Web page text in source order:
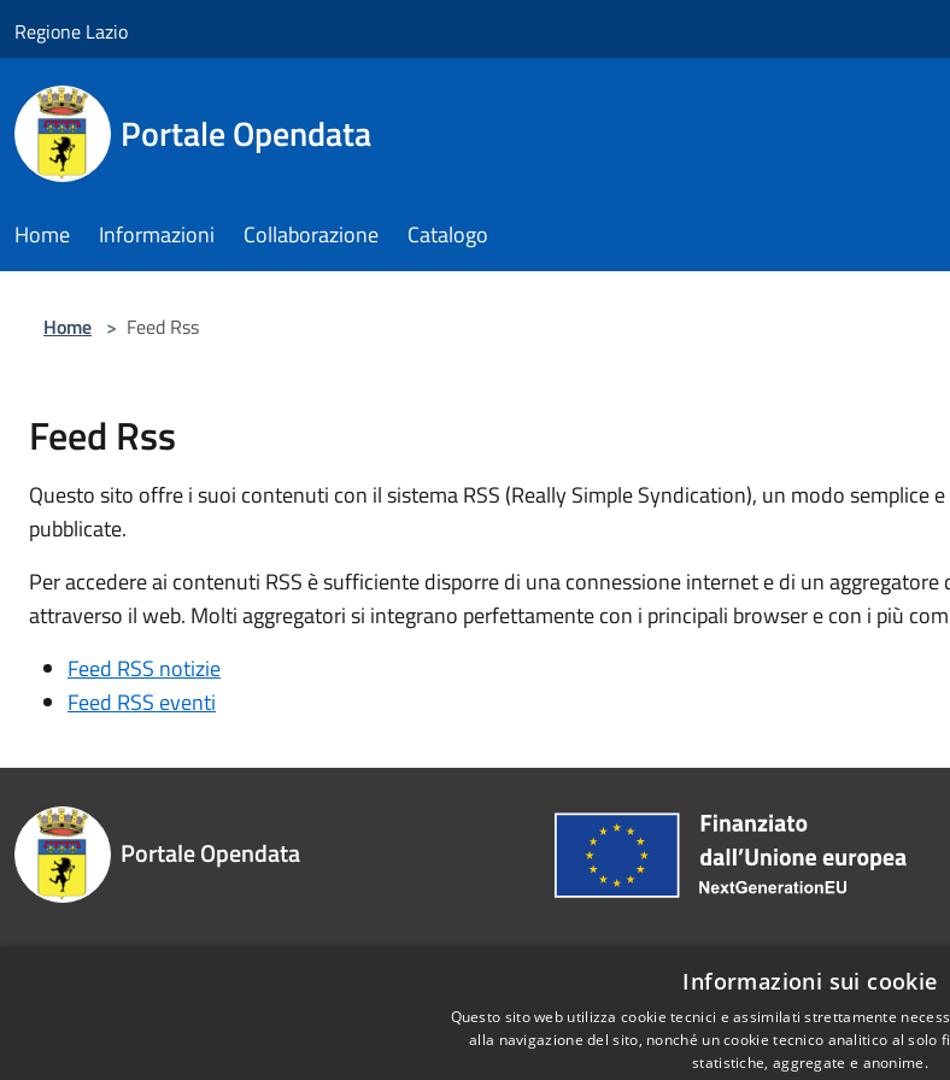
Regione Lazio
Portale Opendata
Home Informazioni Collaborazione Catalogo
Home > Feed Rss
Feed Rss
Questo sito offre i suoi contenuti con il sistema RSS (Really Simple Syndication), un modo
pubblicate.
Per accedere ai contenuti RSS è sufficiente disporre di una connessione internet e di un
attraverso il web. Molti aggregatori si integrano perfettamente con i principali browser e con i più
Feed RSS notizie
Feed RSS eventi
Portale Opendata
Telefono:076373091
Informazioni sui cookie
Questo sito web utilizza cookie tecnici e assimilati strettamente
alla navigazione del sito, nonché un cookie tecnico analitico al solo
statistiche, aggregate e anonime.